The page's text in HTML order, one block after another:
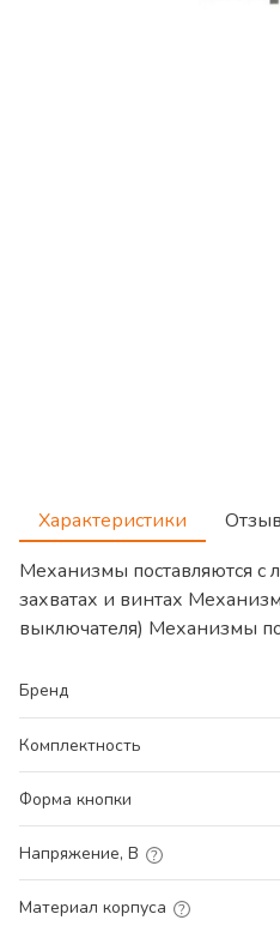
Характеристики
Механизмы поставляются с
захватах и винтах
выключателя) Механизмы
Бренд
Комплектность
Форма кнопки
Напряжение, В
Материал корпуса